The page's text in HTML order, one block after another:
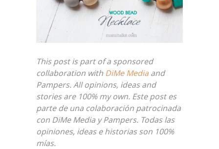
This post is part of a sponsored
collaboration with DiMe Mediaand
Pampers. All opinions, ideas and
stories are 100% my own. Este post es
parte de una colaboración patrocinada
con DiMe Media y Pampers. Todas las
opiniones, ideas e historias son 100%
mías.